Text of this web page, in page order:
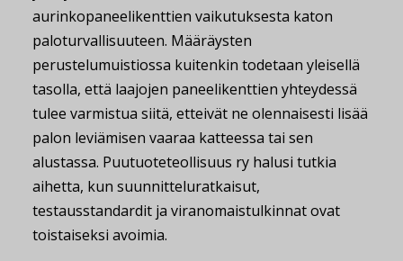
aurinkopaneelikenttien vaikutuksesta katon
paloturvallisuuteen. Määräysten
perustelumuistiossa kuitenkin todetaan yleisellä
tasolla, että laajojen paneelikenttien yhteydessä
tulee varmistua siitä, etteivät ne olennaisesti lisää
palon leviämisen vaaraa katteessa tai sen
alustassa. Puutuoteteollisuus ry halusi tutkia
aihetta, kun suunnitteluratkaisut,
testausstandardit ja viranomaistulkinnat ovat
toistaiseksi avoimia.